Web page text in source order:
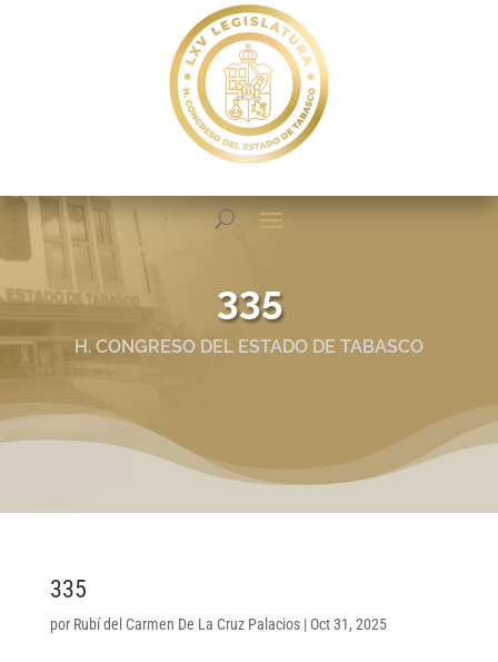
335
H. CONGRESO DEL ESTADO DE TABASCO
335
por Rubí del Carmen De La Cruz Palacios| Oct 31, 2025